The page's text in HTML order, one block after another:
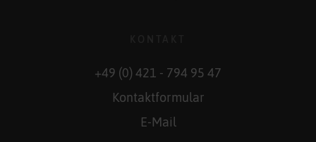
+49 (0) 421 - 794 95 47
Kontaktformular
E-Mail